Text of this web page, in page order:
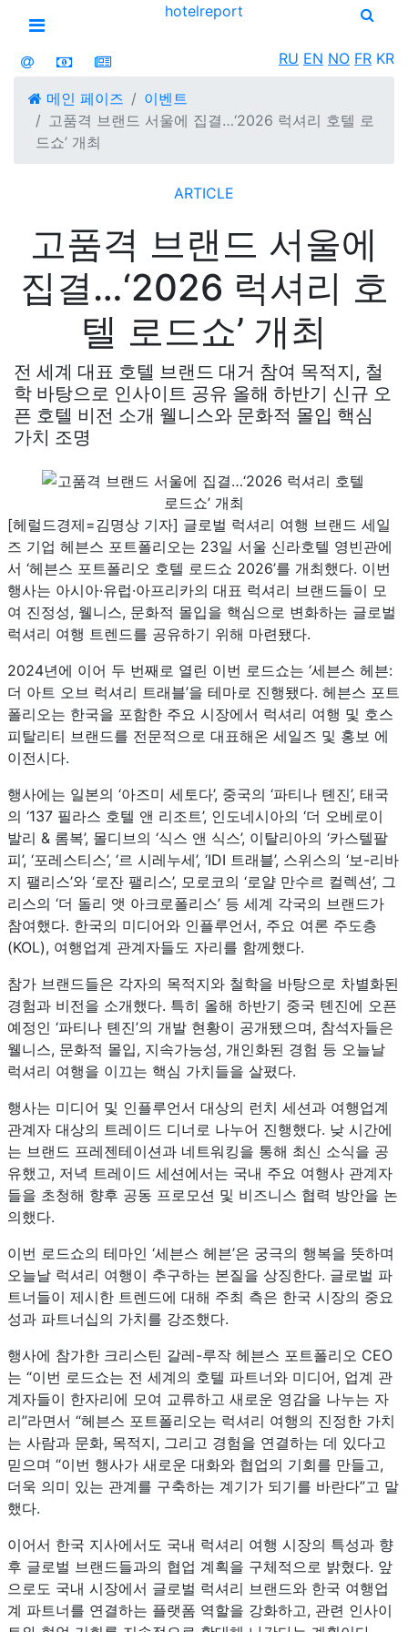
Open menu
hotelreport
RU EN NO FR KR
메인 페이즈
이벤트
고품격 브랜드 서울에 집결…‘2026 럭셔리 호텔 로
드쇼’ 개최
ARTICLE
고품격 브랜드 서울에
집결…‘2026 럭셔리 호
텔 로드쇼’ 개최
전 세계 대표 호텔 브랜드 대거 참여 목적지, 철
학 바탕으로 인사이트 공유 올해 하반기 신규 오
픈 호텔 비전 소개 웰니스와 문화적 몰입 핵심
가치 조명
[헤럴드경제=김명상 기자] 글로벌 럭셔리 여행 브랜드 세일
즈 기업 헤븐스 포트폴리오는 23일 서울 신라호텔 영빈관에
서 ‘헤븐스 포트폴리오 호텔 로드쇼 2026’를 개최했다. 이번
행사는 아시아·유럽·아프리카의 대표 럭셔리 브랜드들이 모
여 진정성, 웰니스, 문화적 몰입을 핵심으로 변화하는 글로벌
럭셔리 여행 트렌드를 공유하기 위해 마련됐다.
2024년에 이어 두 번째로 열린 이번 로드쇼는 ‘세븐스 헤븐:
더 아트 오브 럭셔리 트래블’을 테마로 진행됐다. 헤븐스 포트
폴리오는 한국을 포함한 주요 시장에서 럭셔리 여행 및 호스
피탈리티 브랜드를 전문적으로 대표해온 세일즈 및 홍보 에
이전시다.
행사에는 일본의 ‘아즈미 세토다’, 중국의 ‘파티나 톈진’, 태국
의 ‘137 필라스 호텔 앤 리조트’, 인도네시아의 ‘더 오베로이
발리 & 롬복’, 몰디브의 ‘식스 앤 식스’, 이탈리아의 ‘카스텔팔
피’, ‘포레스티스’, ‘르 시레누세’, ‘IDI 트래블’, 스위스의 ‘보-리바
지 팰리스’와 ‘로잔 팰리스’, 모로코의 ‘로얄 만수르 컬렉션’, 그
리스의 ‘더 돌리 앳 아크로폴리스’ 등 세계 각국의 브랜드가
참여했다. 한국의 미디어와 인플루언서, 주요 여론 주도층
(KOL), 여행업계 관계자들도 자리를 함께했다.
참가 브랜드들은 각자의 목적지와 철학을 바탕으로 차별화된
경험과 비전을 소개했다. 특히 올해 하반기 중국 톈진에 오픈
예정인 ‘파티나 톈진’의 개발 현황이 공개됐으며, 참석자들은
웰니스, 문화적 몰입, 지속가능성, 개인화된 경험 등 오늘날
럭셔리 여행을 이끄는 핵심 가치들을 살폈다.
행사는 미디어 및 인플루언서 대상의 런치 세션과 여행업계
관계자 대상의 트레이드 디너로 나누어 진행했다. 낮 시간에
는 브랜드 프레젠테이션과 네트워킹을 통해 최신 소식을 공
유했고, 저녁 트레이드 세션에서는 국내 주요 여행사 관계자
들을 초청해 향후 공동 프로모션 및 비즈니스 협력 방안을 논
의했다.
이번 로드쇼의 테마인 ‘세븐스 헤븐’은 궁극의 행복을 뜻하며
오늘날 럭셔리 여행이 추구하는 본질을 상징한다. 글로벌 파
트너들이 제시한 트렌드에 대해 주최 측은 한국 시장의 중요
성과 파트너십의 가치를 강조했다.
행사에 참가한 크리스틴 갈레-루작 헤븐스 포트폴리오 CEO
는 “이번 로드쇼는 전 세계의 호텔 파트너와 미디어, 업계 관
계자들이 한자리에 모여 교류하고 새로운 영감을 나누는 자
리”라면서 “헤븐스 포트폴리오는 럭셔리 여행의 진정한 가치
는 사람과 문화, 목적지, 그리고 경험을 연결하는 데 있다고
믿으며 “이번 행사가 새로운 대화와 협업의 기회를 만들고,
더욱 의미 있는 관계를 구축하는 계기가 되기를 바란다”고 말
했다.
이어서 한국 지사에서도 국내 럭셔리 여행 시장의 특성과 향
후 글로벌 브랜드들과의 협업 계획을 구체적으로 밝혔다. 앞
으로도 국내 시장에서 글로벌 럭셔리 브랜드와 한국 여행업
계 파트너를 연결하는 플랫폼 역할을 강화하고, 관련 인사이